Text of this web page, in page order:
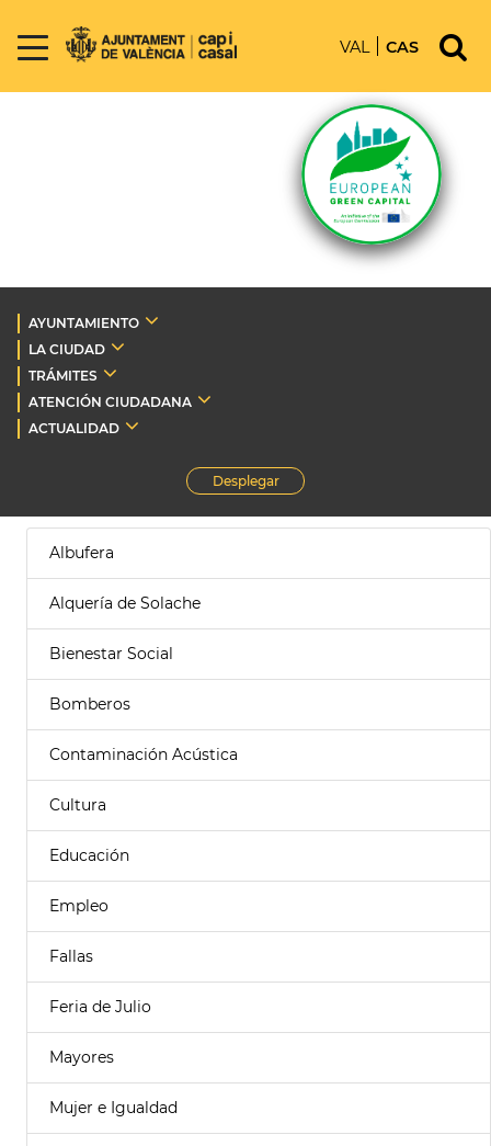
VAL CAS
AYUNTAMIENTO
LA CIUDAD
TRÁMITES
ATENCIÓN CIUDADANA
ACTUALIDAD
Desplegar
Albufera
Alquería de Solache
Bienestar Social
Bomberos
Contaminación Acústica
Cultura
Educación
Empleo
Fallas
Feria de Julio
Mayores
Mujer e Igualdad